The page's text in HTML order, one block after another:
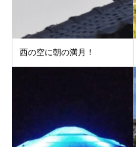
西の空に朝の満月！